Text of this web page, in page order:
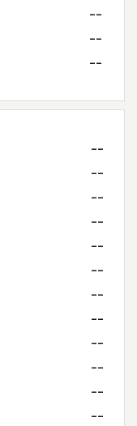
--
--
--
--
--
--
--
--
--
--
--
--
--
--
--